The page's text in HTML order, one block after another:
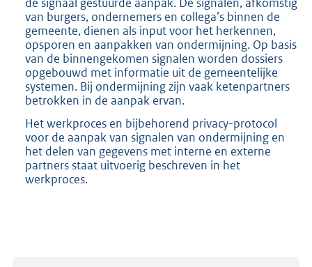
van burgers, ondernemers en collega’s binnen de
gemeente, dienen als input voor het herkennen,
opsporen en aanpakken van ondermijning. Op basis
van de binnengekomen signalen worden dossiers
opgebouwd met informatie uit de gemeentelijke
systemen. Bij ondermijning zijn vaak ketenpartners
betrokken in de aanpak ervan.
Het werkproces en bijbehorend privacy-protocol
voor de aanpak van signalen van ondermijning en
het delen van gegevens met interne en externe
partners staat uitvoerig beschreven in het
werkproces.